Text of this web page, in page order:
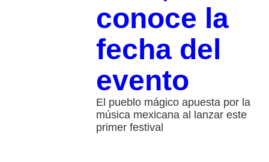
conoce la
fecha del
evento
El pueblo mágico apuesta por la
música mexicana al lanzar este
primer festival